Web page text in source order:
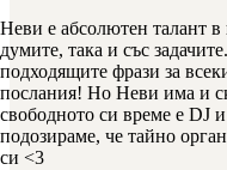
Неви е абсолютен талант
думите, така и със
подходящите фрази за
послания! Но Неви има и
свободното си време е DJ
подозираме, че тайно
си <3